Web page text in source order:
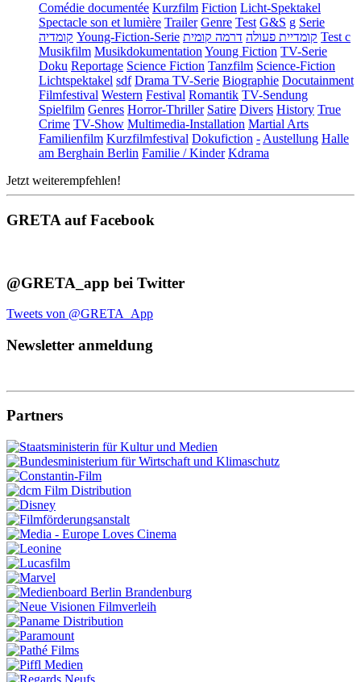
Comédie documentée Kurzfilm Fiction Licht-Spektakel
Spectacle son et lumière Trailer Genre Test G&S g Serie
קומדיה Young-Fiction-Serie קומדיית פעולה דרמה קומית
Test c
Musikfilm MusikdokumentationYoung Fiction TV-Serie
Doku Reportage Science Fiction Tanzfilm Science-Fiction
Lichtspektakel sdf Drama TV-Serie Biographie Docutainment
Filmfestival Western Festival Romantik TV-Sendung
Spielfilm Genres Horror-Thriller Satire Divers History True
Crime TV-Show Multimedia-Installation Martial Arts
Familienfilm Kurzfilmfestival Dokufiction -Austellung Halle
am Berghain Berlin Familie / Kinder Kdrama
Jetzt weiterempfehlen!
GRETA auf Facebook
@GRETA_app bei Twitter
Tweets von @GRETA_App
Newsletter anmeldung
Partners